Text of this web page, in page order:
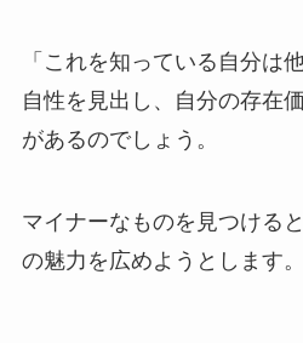
「これを知っている自分は
自性を見出し、自分の存在
があるのでしょう。
マイナーなものを見つける
の魅力を広めようとします。